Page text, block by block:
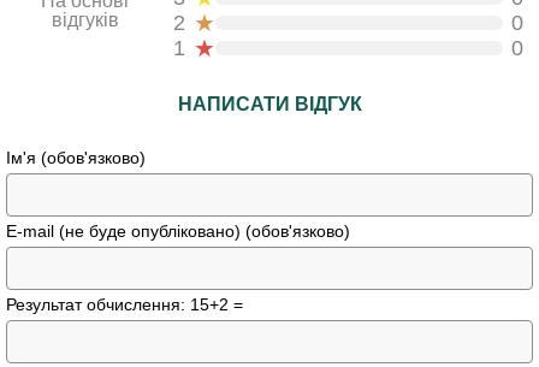
відгуків
2 ★
0
1 ★ 0
НАПИСАТИ ВІДГУК
Ім'я (обов'язково)
E-mail (не буде опубліковано) (обов'язково)
Результат обчислення: 15+2 =